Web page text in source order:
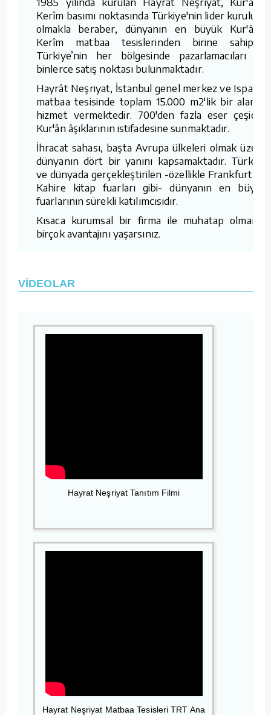
Kerîm basımı noktasında Türkiye'nin lider kuruluşu
olmakla beraber, dünyanın en büyük Kur'ân-ı
Kerîm matbaa tesislerinden birine sahiptir.
Türkiye’nin her bölgesinde pazarlamacıları ve
binlerce satış noktası bulunmaktadır.
Hayrât Neşriyat, İstanbul genel merkez ve Isparta
matbaa tesisinde toplam 15.000 m2'lik bir alanda
hizmet vermektedir. 700'den fazla eser çeşidini
Kur'ân âşıklarının istifadesine sunmaktadır.
İhracat sahası, başta Avrupa ülkeleri olmak üzere
dünyanın dört bir yanını kapsamaktadır. Türkiye
ve dünyada gerçekleştirilen -özellikle Frankfurt ve
Kahire kitap fuarları gibi- dünyanın en büyük
fuarlarının sürekli katılımcısıdır.
Kısaca kurumsal bir firma ile muhatap olmanın
birçok avantajını yaşarsınız.
VİDEOLAR
Hayrat Neşriyat Tanıtım Filmi
Hayrat Neşriyat Matbaa Tesisleri TRT Ana